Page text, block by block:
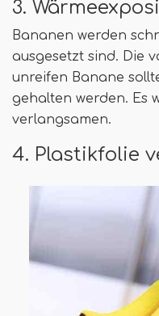
3.
Bananen werden
ausgesetzt sind. Die
unreifen Banane
gehalten werden. Es
verlangsamen.
4. Plastikfolie